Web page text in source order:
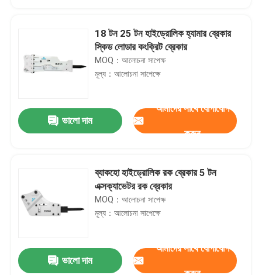
বাড়ি
VR প্রদর্শন
18 টন 25 টন হাইড্রোলিক হ্যামার ব্রেকার
স্কিড লোডার কংক্রিট ব্রেকার
MOQ：আলোচনা সাপেক্ষ
মূল্য：আলোচনা সাপেক্ষে
ভালো দাম
আমাদের সাথে যোগাযোগ
করুন
ব্যাকহো হাইড্রোলিক রক ব্রেকার 5 টন
এক্সক্যাভেটর রক ব্রেকার
MOQ：আলোচনা সাপেক্ষ
মূল্য：আলোচনা সাপেক্ষে
ভালো দাম
আমাদের সাথে যোগাযোগ